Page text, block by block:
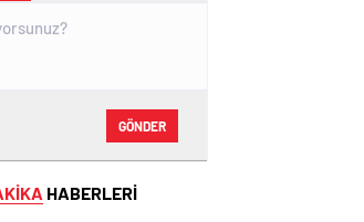
GÖNDER